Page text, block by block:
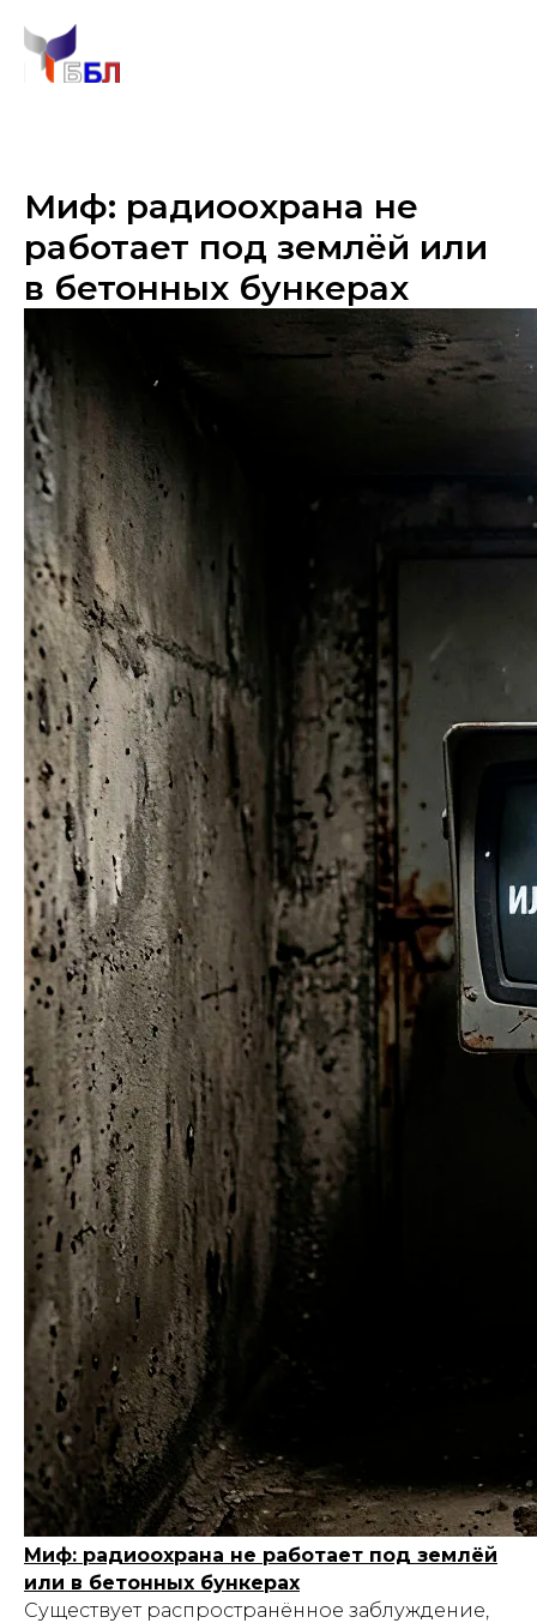
Миф: радиоохрана не
работает под землёй или
в бетонных бункерах
Миф: радиоохрана не работает под землёй
или в бетонных бункерах
Существует распространённое заблуждение,